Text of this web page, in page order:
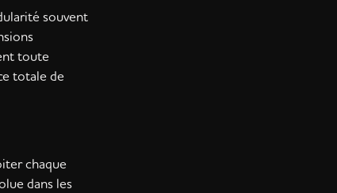
souvent
toute
totale de
chaque
dans les